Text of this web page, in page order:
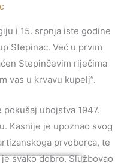
i 15. srpnja iste godine
Stepinac. Već u prvim
Stepinčevim riječima
vas u krvavu kupelj”.
ubojstva 1947.
Kasnije je upoznao svog
prvoborca, te
svako dobro. Službovao